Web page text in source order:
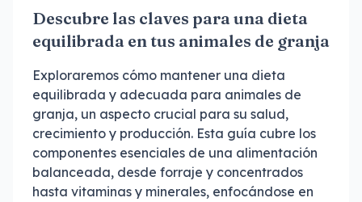
Descubre las claves para una dieta
equilibrada en tus animales de granja
Exploraremos cómo mantener una dieta
equilibrada y adecuada para animales de
granja, un aspecto crucial para su salud,
crecimiento y producción. Esta guía cubre los
componentes esenciales de una alimentación
balanceada, desde forraje y concentrados
hasta vitaminas y minerales, enfocándose en